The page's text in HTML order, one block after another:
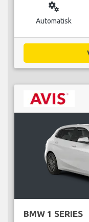
miscellaneous_services
Automatisk
BMW 1 SERIES